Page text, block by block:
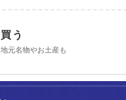
買う
地元名物やお土産も